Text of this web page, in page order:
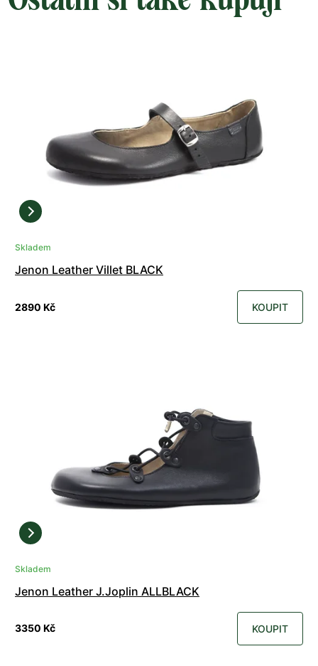
Skladem
Jenon Leather Villet BLACK
2890 Kč KOUPIT
Skladem
Jenon Leather J.Joplin ALLBLACK
3350 Kč KOUPIT